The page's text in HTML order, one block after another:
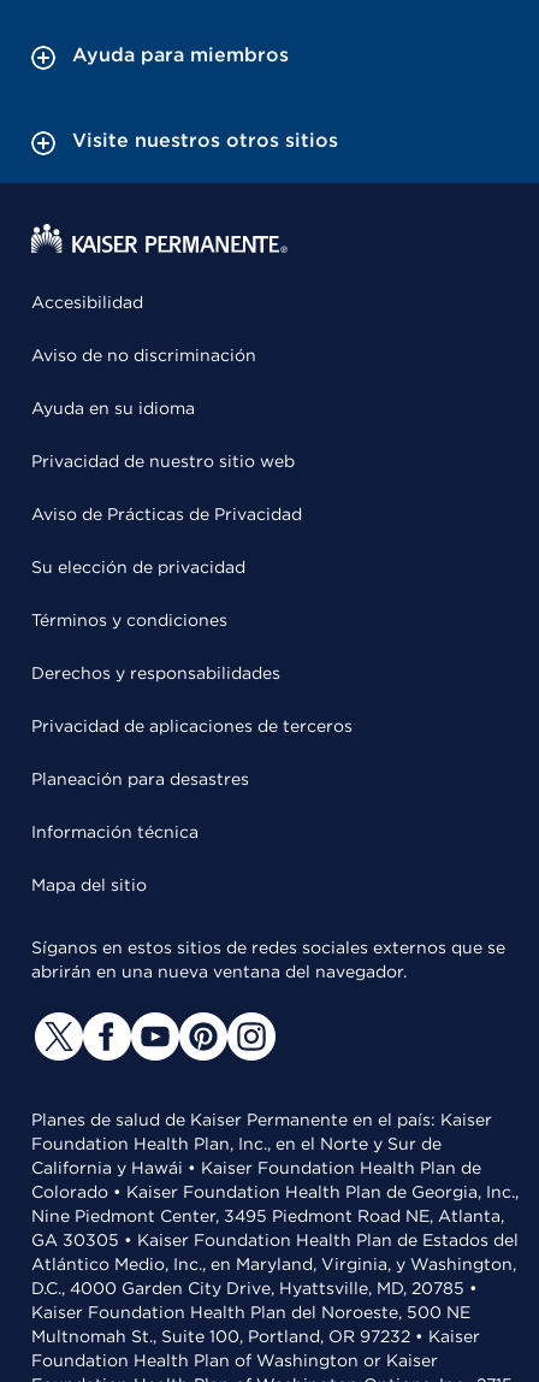
Ayuda para miembros
Visite nuestros otros sitios
Accesibilidad
Aviso de no discriminación
Ayuda en su idioma
Privacidad de nuestro sitio web
Aviso de Prácticas de Privacidad
Su elección de privacidad
Términos y condiciones
Derechos y responsabilidades
Privacidad de aplicaciones de terceros
Planeación para desastres
Información técnica
Mapa del sitio
Síganos en estos sitios de redes sociales externos que se
abrirán en una nueva ventana del navegador.
Planes de salud de Kaiser Permanente en el país: Kaiser
Foundation Health Plan, Inc., en el Norte y Sur de
California y Hawái • Kaiser Foundation Health Plan de
Colorado • Kaiser Foundation Health Plan de Georgia, Inc.,
Nine Piedmont Center, 3495 Piedmont Road NE, Atlanta,
GA 30305 • Kaiser Foundation Health Plan de Estados del
Atlántico Medio, Inc., en Maryland, Virginia, y Washington,
D.C., 4000 Garden City Drive, Hyattsville, MD, 20785 •
Kaiser Foundation Health Plan del Noroeste, 500 NE
Multnomah St., Suite 100, Portland, OR 97232 • Kaiser
Foundation Health Plan of Washington or Kaiser